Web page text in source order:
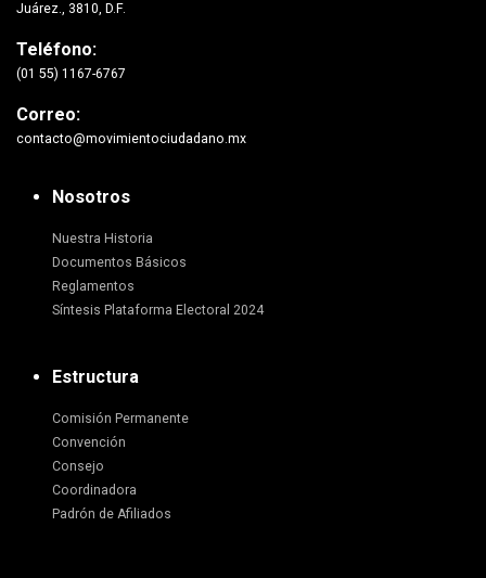
Juárez., 3810, D.F.
Teléfono:
(01 55) 1167-6767
Correo:
contacto@movimientociudadano.mx
Nosotros
Nuestra Historia
Documentos Básicos
Reglamentos
Síntesis Plataforma Electoral 2024
Estructura
Comisión Permanente
Convención
Consejo
Coordinadora
Padrón de Afiliados